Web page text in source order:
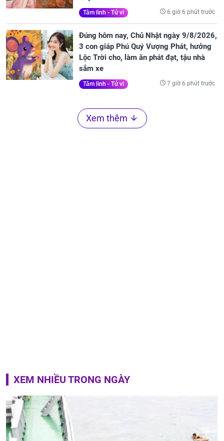
Tâm linh - Tử vi 6 giờ 6 phút trước
Đúng hôm nay, Chủ Nhật ngày 9/8/2026,
3 con giáp Phú Quý Vượng Phát, hưởng
Lộc Trời cho, làm ăn phát đạt, tậu nhà
sắm xe
Tâm linh - Tử vi 7 giờ 6 phút trước
Xem thêm
XEM NHIỀU TRONG NGÀY